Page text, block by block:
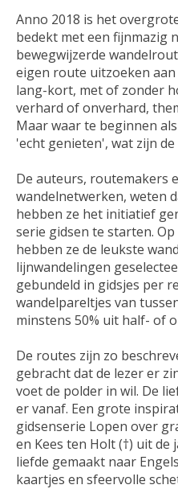
Anno 2018 is het
bedekt met een fijnmazig
bewegwijzerde
eigen route uitzoeken
lang-kort, met of zonder
verhard of onverhard,
Maar waar te beginnen
'echt genieten', wat zijn
De auteurs, routemakers
wandelnetwerken, weten
hebben ze het initiatief
serie gidsen te starten.
hebben ze de leukste
lijnwandelingen
gebundeld in gidsjes per
wandelpareltjes van
minstens 50% uit half- of
De routes zijn zo
gebracht dat de lezer er
voet de polder in wil. De
er vanaf. Een grote
gidsenserie Lopen over
en Kees ten Holt (†) uit de
liefde gemaakt naar
kaartjes en sfeervolle